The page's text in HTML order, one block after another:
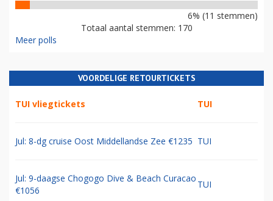
6% (11 stemmen)
Totaal aantal stemmen: 170
Meer polls
VOORDELIGE RETOURTICKETS
TUI vliegtickets TUI
Jul: 8-dg cruise Oost Middellandse Zee €1235 TUI
Jul: 9-daagse Chogogo Dive & Beach Curacao
€1056
TUI